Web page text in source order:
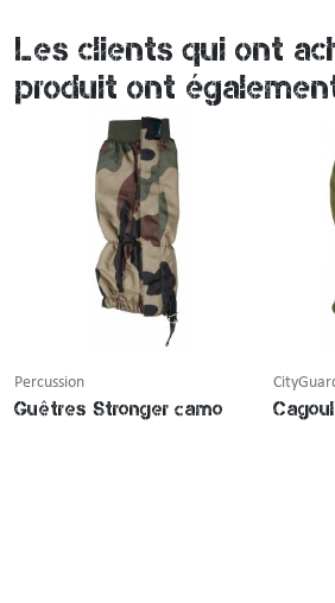
Les clients qui ont
produit ont
Percussion
Guêtres Stronger camo